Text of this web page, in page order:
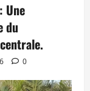
Une
du
0